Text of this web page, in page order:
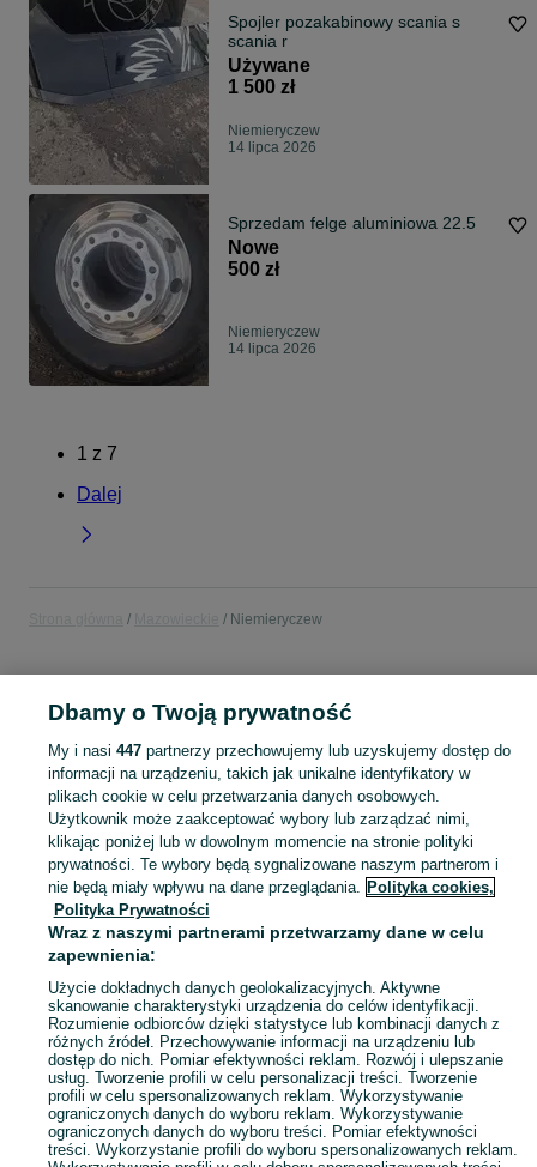
Spojler pozakabinowy scania s
scania r
Używane
1 500 zł
Niemieryczew
14 lipca 2026
Sprzedam felge aluminiowa 22.5
Nowe
500 zł
Niemieryczew
14 lipca 2026
1 z 7
Dalej
Niemieryczew
deska 25mm
Skorzystaj z największego serwisu ogłoszeniowego - Niemieryczew i okolice! Kupuj to, czego pragniesz i sprzedawaj to, czego już nie potrzebujesz! Zobacz
Mapa kategorii
Mapa miejscowości
Mapa ministron
Popularne wyszukiwania
Dbamy o Twoją prywatność
My i nasi 447partnerzy przechowujemy lub uzyskujemy dostęp do
informacji na urządzeniu, takich jak unikalne identyfikatory w
plikach cookie w celu przetwarzania danych osobowych.
Użytkownik może zaakceptować wybory lub zarządzać nimi,
klikając poniżej lub w dowolnym momencie na stronie polityki
prywatności. Te wybory będą sygnalizowane naszym partnerom i
nie będą miały wpływu na dane przeglądania. Polityka cookies,
Polityka Prywatności
Wraz z naszymi partnerami przetwarzamy dane w celu
zapewnienia:
Użycie dokładnych danych geolokalizacyjnych. Aktywne
skanowanie charakterystyki urządzenia do celów identyfikacji.
Rozumienie odbiorców dzięki statystyce lub kombinacji danych z
różnych źródeł. Przechowywanie informacji na urządzeniu lub
dostęp do nich. Pomiar efektywności reklam. Rozwój i ulepszanie
usług. Tworzenie profili w celu personalizacji treści. Tworzenie
profili w celu spersonalizowanych reklam. Wykorzystywanie
ograniczonych danych do wyboru reklam. Wykorzystywanie
ograniczonych danych do wyboru treści. Pomiar efektywności
treści. Wykorzystanie profili do wyboru spersonalizowanych reklam.